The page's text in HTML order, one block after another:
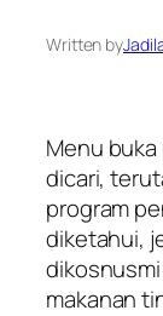
Written by
Menu
dicari,
program
diketahui,
makanan